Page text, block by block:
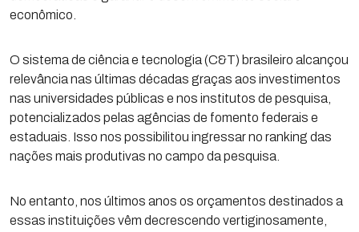
econômico.
O sistema de ciência e tecnologia (C&T) brasileiro alcançou
relevância nas últimas décadas graças aos investimentos
nas universidades públicas e nos institutos de pesquisa,
potencializados pelas agências de fomento federais e
estaduais. Isso nos possibilitou ingressar no ranking das
nações mais produtivas no campo da pesquisa.
No entanto, nos últimos anos os orçamentos destinados a
essas instituições vêm decrescendo vertiginosamente,